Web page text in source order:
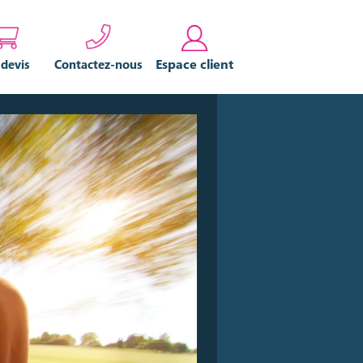
Contactez-nous Espace client